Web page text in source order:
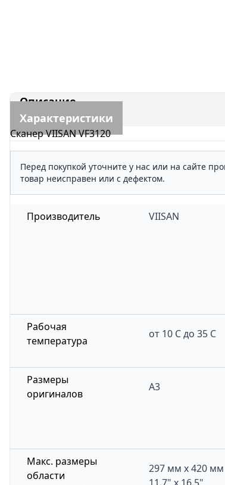
Описание
Характеристики
Сканер VIISAN VF3120
Перед покупкой уточните у нас или на сайте
товар неисправен или с дефектом.
Производитель VIISAN
Рабочая
температура
от 10 С до 35 С
Размеры
оригиналов
A3
Макс. размеры
области
297 мм х 420 мм